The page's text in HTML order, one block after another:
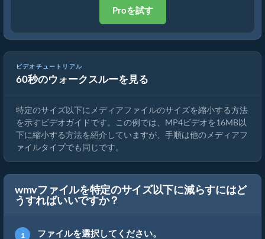
Proを試す
ビデオチュートリアル
60秒のウォークスルーを見る
MP4を16MBに縮小する方法（簡単ガイド）
特定のサイズ以下にメディアファイルのサイズを縮小する方法
を示すビデオガイドです。この例では、MP4ビデオを16MB以
下に縮小する方法を紹介していますが、手順は他のメディアフ
ァイルタイプでも同じです。
wmvファイルを特定のサイズ以下に減らすにはど
うすればいいですか？
ファイルを選択してください。